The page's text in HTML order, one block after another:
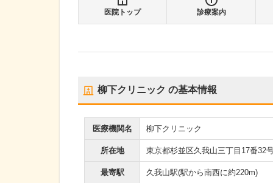
医院トップ 診療案内
柳下クリニック の基本情報
医療機関名 柳下クリニック
所在地 東京都杉並区久我山三丁目17番32
最寄駅 久我山駅(駅から南西に約220m)